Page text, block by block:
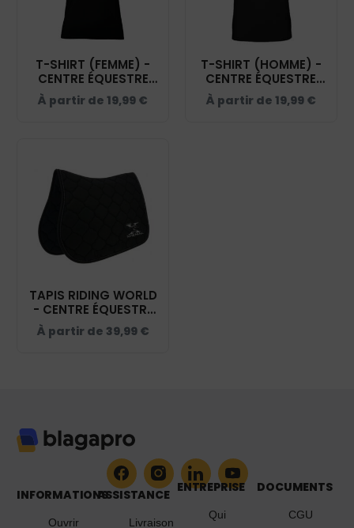
T-SHIRT (FEMME) -
CENTRE ÉQUESTRE
D'UNIEUX - NOIR -
BC04T
À partir de 19,99 €
T-SHIRT (HOMME) -
CENTRE ÉQUESTRE
D'UNIEUX - NOIR -
BC03T
À partir de 19,99 €
TAPIS RIDING WORLD
- CENTRE ÉQUESTRE
D'UNIEUX - NOIR -
20453
À partir de 39,99 €
INFORMATIONS
Ouvrir
ASSISTANCE
Livraison
ENTREPRISE
Qui
DOCUMENTS
CGU